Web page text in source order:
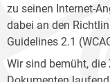
zu seinen Internet-
dabei an den
Guidelines 2.1
Wir sind bemüht,